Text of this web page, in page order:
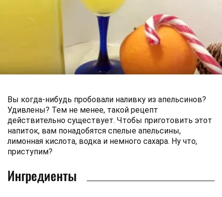
Вы когда-нибудь пробовали наливку из апельсинов?
Удивлены? Тем не менее, такой рецепт
действительно существует. Чтобы приготовить этот
напиток, вам понадобятся спелые апельсины,
лимонная кислота, водка и немного сахара. Ну что,
приступим?
Ингредиенты